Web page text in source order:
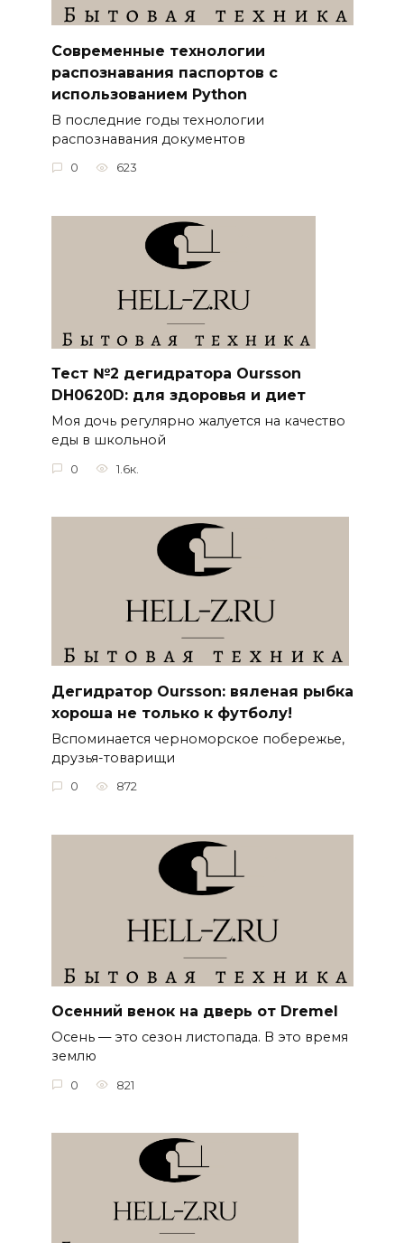
Современные технологии
распознавания паспортов с
использованием Python
В последние годы технологии
распознавания документов
0 623
Тест №2 дегидратора Oursson
DH0620D: для здоровья и диет
Моя дочь регулярно жалуется на качество
еды в школьной
0 1.6к.
Дегидратор Oursson: вяленая рыбка
хороша не только к футболу!
Вспоминается черноморское побережье,
друзья-товарищи
0 872
Осенний венок на дверь от Dremel
Осень — это сезон листопада. В это время
землю
0 821